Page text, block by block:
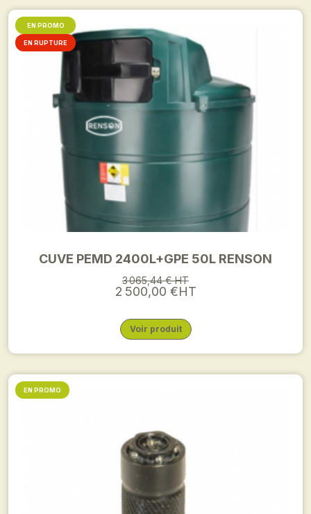
CUVE PEMD 2400L+GPE 50L RENSON
3 065,44 € HT
2 500,00 €HT
Voir produit
EN PROMO
EN RUPTURE
EN PROMO